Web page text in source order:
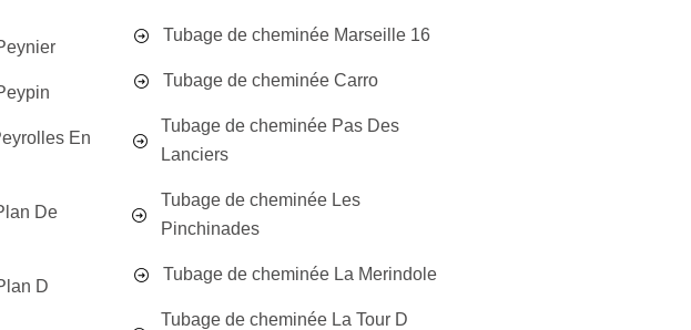
En
De
D
Tubage de cheminée Marseille 16
Tubage de cheminée Carro
Tubage de cheminée Pas Des
Lanciers
Tubage de cheminée Les
Pinchinades
Tubage de cheminée La Merindole
Tubage de cheminée La Tour D